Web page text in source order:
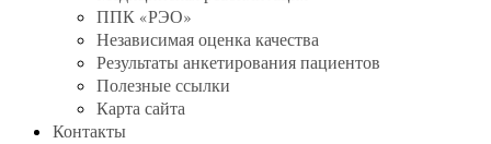
ППК «РЭО»
Независимая оценка качества
Результаты анкетирования пациентов
Полезные ссылки
Карта сайта
Контакты